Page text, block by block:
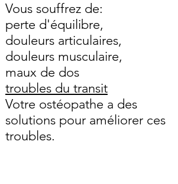
Vous souffrez de:
perte d'équilibre,
douleurs articulaires,
douleurs musculaire,
maux de dos
troubles du transit
Votre ostéopathe a des
solutions pour améliorer ces
troubles.